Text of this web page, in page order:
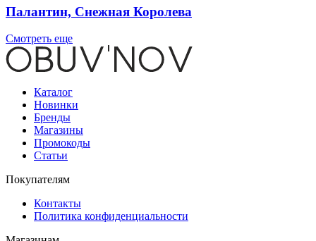
Палантин, Снежная Королева
Смотреть еще
Каталог
Новинки
Бренды
Магазины
Промокоды
Статьи
Покупателям
Контакты
Политика конфиденциальности